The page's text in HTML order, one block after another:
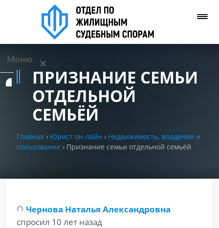
Меню ✕
Контакты
(WhatsApp)
Позвонить нам
ПРИЗНАНИЕ СЕМЬИ
ОТДЕЛЬНОЙ
СЕМЬЁЙ
Главная › Юрист он-лайн › Недвижимость, владение и
пользование › Признание семьи отдельной семьёй
Чернова Наталья Александровна
спросил 10 лет назад